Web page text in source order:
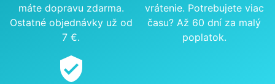
máte dopravu zdarma.
Ostatné objednávky už od
7 €.
vrátenie. Potrebujete viac
času? Až 60 dní za malý
poplatok.
verified_user